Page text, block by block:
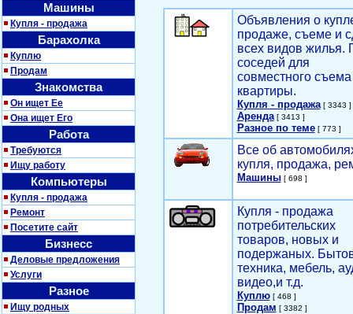
Машины
Купля - продажа
Барахолка
Куплю
Продам
Знакомства
Он ищет Ее
Она ищет Его
Работа
Требуются
Ищу работу
Компьютеры
Купля - продажа
Ремонт
Посетите сайт
Бизнесс
Деловые предложения
Услуги
Разное
Ищу родных
Объявления о
продаже, съеме и
всех видов жилья.
соседей для
совместного съема
квартиры.
Купля - продажа[ 3343 ]
Аренда[ 3413 ]
Разное по теме[ 773 ]
Все об
купля, продажа,
Машины[ 698 ]
Купля - продажа
потребительских
товаров, новых и
подержаных.
техника, мебель,
видео,и т.д.
Куплю[ 468 ]
Продам [ 3382 ]